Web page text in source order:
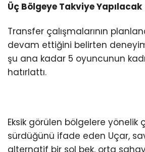
Üç Bölgeye Takviye Yapılacak
Transfer çalışmalarının
devam ettiğini belirten
şu ana kadar 5 oyuncunun
hatırlattı.
Eksik görülen bölgelere yönelik
sürdüğünü ifade eden Uçar,
alternatif bir sol bek, orta